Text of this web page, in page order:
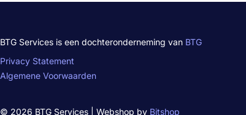
BTG Services is een dochteronderneming van BTG
Privacy Statement
Algemene Voorwaarden
© 2026 BTG Services | Webshop by Bitshop